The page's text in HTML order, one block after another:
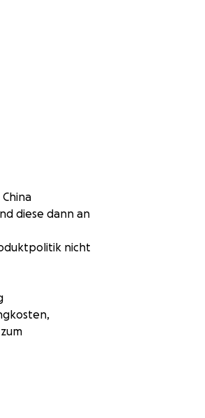
diese dann an
nicht